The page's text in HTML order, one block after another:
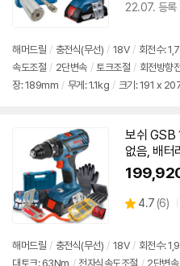
22.07. 등록
해머드릴 / 충전식(무선) / 18V / 회전수:
속도조절 / 2단변속 / 토크조절 / 회전방향
장: 189mm / 무게: 1.1kg / 크기: 191 x
보쉬 GSB
없음, 배터
별
4.7 (상
뷰
6)
해머드릴 / 충전식(무선) / 18V / 회전수:
대토크: 63Nm / 전자식속도조절 / 2단변속